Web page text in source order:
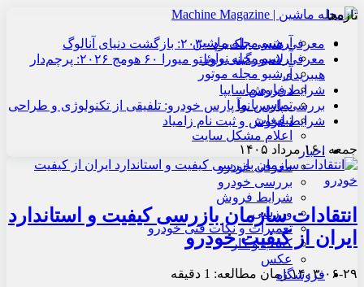
آرشیو مجله ماشین
آرشیو مجله نوآور
آرشیو مجله موتور
درباره ما
تماس با ما
تبلیغات
اعلام مشکل سایت
اخبار
معرفی خودرو
بررسی خودرو
شرایط فروش
ورزشی
تعمیرات و نکات فنی خودرو
کسب و کار
عکس
فروشگاه
تازه‌ها
معرفی هنسی بلک‌برد ۲۰۳۰: بازگشت دنیای آنالوگ
معرفی لامبورگینی روئلتو میورا ۶۰ هومج ۲۰۲۶: پرچم‌دار
هیبریدی
شرایط فروش سایپا
بررسی پارس نوآ پارس خودرو: تلفیقی از تکنولوژی و طراحی
شرایط فروش و ثبت نام زامیاد
جمعه , ۱۶ مرداد ۱۴۰۵
انتقادات سازمان بازرسی کیفیت و استاندارد
ایران از کیفیت خودرو
۱۴۰۳-۰۶-۲۹زمان مطالعه: 1 دقیقه